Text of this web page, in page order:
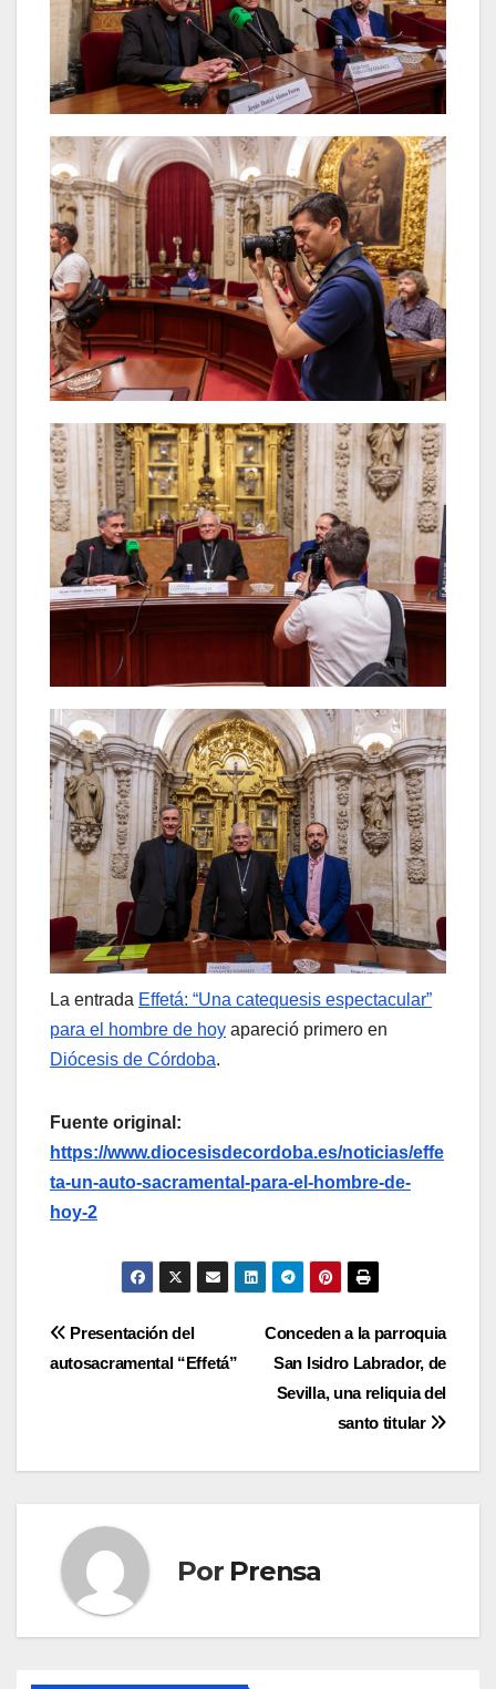
La entrada Effetá: “Una catequesis espectacular”
para el hombre de hoy apareció primero en
Diócesis de Córdoba.
Fuente original:
https://www.diocesisdecordoba.es/noticias/effe
ta-un-auto-sacramental-para-el-hombre-de-
hoy-2
Navegación
Conceden a la parroquia
San Isidro Labrador, de
Sevilla, una reliquia del
santo titular
Presentación del
autosacramental “Effetá”
Por Prensa